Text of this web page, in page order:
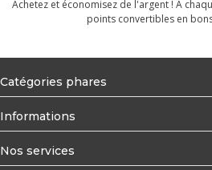
Achetez et économisez de l'argent ! À
points convertibles en
Catégories phares
Informations
Nos services